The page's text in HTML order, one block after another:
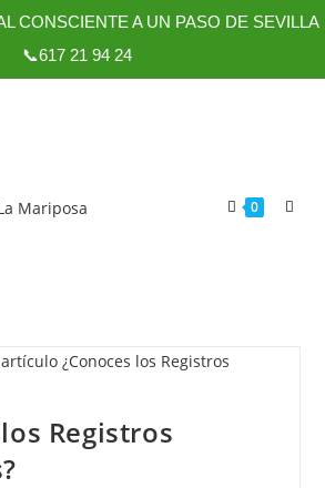
CONSCIENTE A UN PASO DE SEVILLA
📞617 21 94 24
0
Registros